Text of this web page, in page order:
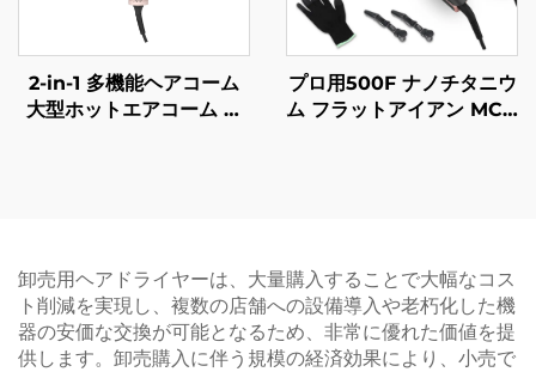
2-in-1 多機能ヘアコーム
大型ホットエアコーム 維
プロ用500F ナノチタニウ
ム フラットアイアン MCH
卸売用ヘアドライヤーは、大量購入することで大幅なコス
ト削減を実現し、複数の店舗への設備導入や老朽化した機
器の安価な交換が可能となるため、非常に優れた価値を提
供します。卸売購入に伴う規模の経済効果により、小売で